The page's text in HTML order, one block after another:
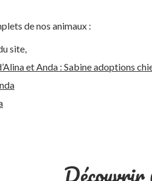
de nos animaux :
site,
et Anda : Sabine adoptions